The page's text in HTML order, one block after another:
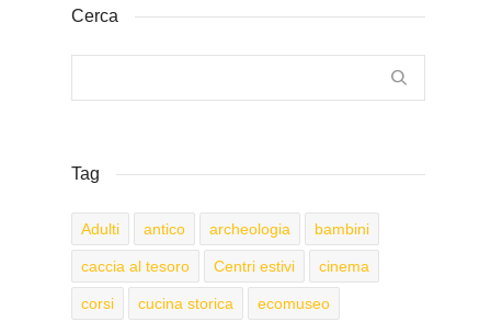
Cerca
Tag
Adulti antico archeologia bambini
caccia al tesoro Centri estivi cinema
corsi cucina storica ecomuseo